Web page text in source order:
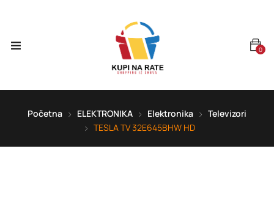
0
Početna ELEKTRONIKA Elektronika
Televizori
TESLA TV 32E645BHW HD